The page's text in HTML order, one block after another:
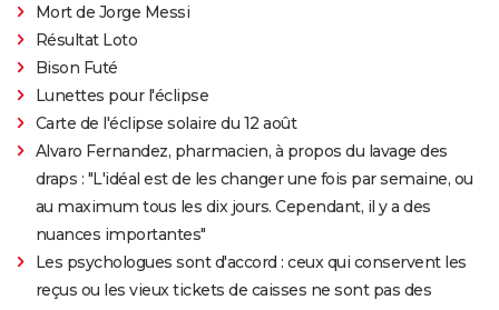
Mort de Jorge Messi
Résultat Loto
Bison Futé
Lunettes pour l'éclipse
Carte de l'éclipse solaire du 12 août
Alvaro Fernandez, pharmacien, à propos du lavage des
draps : "L'idéal est de les changer une fois par semaine, ou
au maximum tous les dix jours. Cependant, il y a des
nuances importantes"
Les psychologues sont d'accord : ceux qui conservent les
reçus ou les vieux tickets de caisses ne sont pas des